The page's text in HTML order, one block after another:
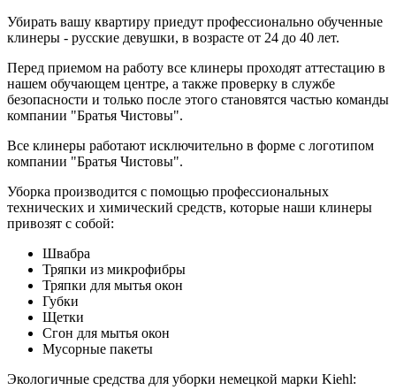
Убирать вашу квартиру приедут профессионально обученные
клинеры - русские девушки, в возрасте от 24 до 40 лет.
Перед приемом на работу все клинеры проходят аттестацию в
нашем обучающем центре, а также проверку в службе
безопасности и только после этого становятся частью команды
компании "Братья Чистовы".
Все клинеры работают исключительно в форме с логотипом
компании "Братья Чистовы".
Уборка производится с помощью профессиональных
технических и химический средств, которые наши клинеры
привозят с собой:
Швабра
Тряпки из микрофибры
Тряпки для мытья окон
Губки
Щетки
Сгон для мытья окон
Мусорные пакеты
Экологичные средства для уборки немецкой марки Kiehl: